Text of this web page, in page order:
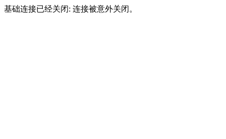
基础连接已经关闭: 连接被意外关闭。